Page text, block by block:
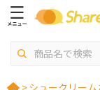
>シュークリー